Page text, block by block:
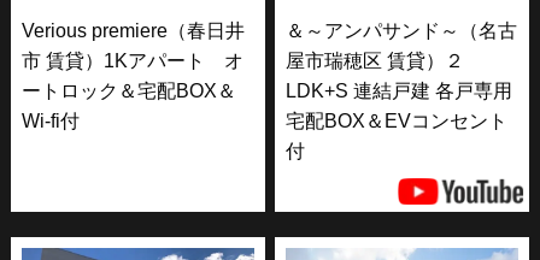
Verious premiere（春日井
市 賃貸）1Kアパート オ
ートロック＆宅配BOX＆
Wi-fi付
＆～アンパサンド～（名古
屋市瑞穂区 賃貸）２
LDK+S 連結戸建 各戸専用
宅配BOX＆EVコンセント
付